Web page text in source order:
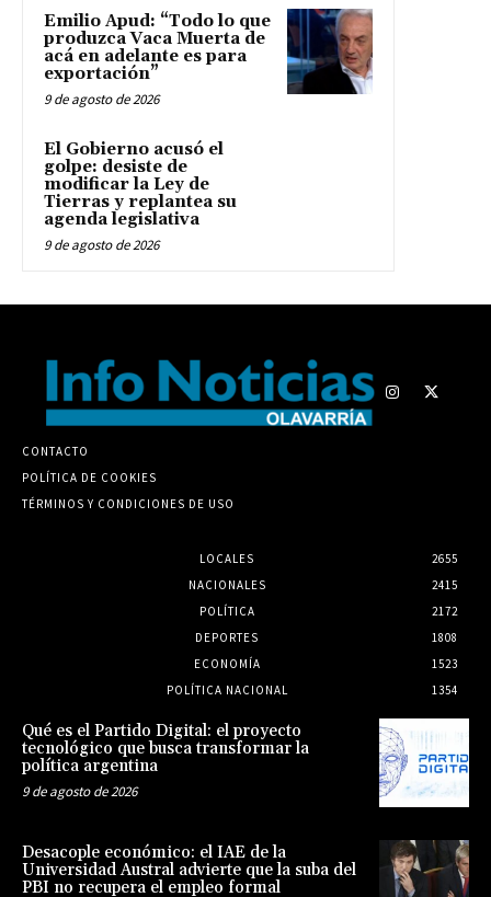
Emilio Apud: “Todo lo que
produzca Vaca Muerta de
acá en adelante es para
exportación”
9 de agosto de 2026
El Gobierno acusó el
golpe: desiste de
modificar la Ley de
Tierras y replantea su
agenda legislativa
9 de agosto de 2026
CONTACTO
POLÍTICA DE COOKIES
TÉRMINOS Y CONDICIONES DE USO
LOCALES
2655
NACIONALES
2415
POLÍTICA
2172
DEPORTES
1808
ECONOMÍA
1523
POLÍTICA NACIONAL
1354
Qué es el Partido Digital: el proyecto
tecnológico que busca transformar la
política argentina
9 de agosto de 2026
Desacople económico: el IAE de la
Universidad Austral advierte que la suba del
PBI no recupera el empleo formal